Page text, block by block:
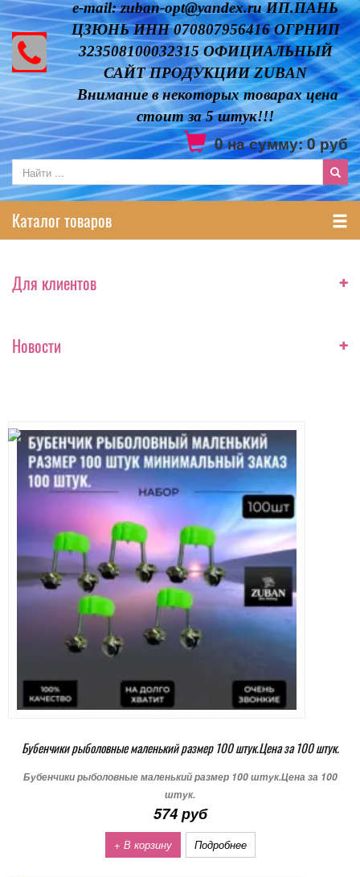
e-mail: zuban-opt@yandex.ru ИП.ПАНЬ
ЦЗЮНЬ ИНН 070807956416 ОГРНИП
323508100032315 ОФИЦИАЛЬНЫЙ
САЙТ ПРОДУКЦИИ ZUBAN
Внимание в некоторых товарах цена
стоит за 5 штук!!!
0на сумму:0руб
Каталог товаров
Для клиентов +
Новости +
Бубенчики рыболовные маленький размер 100 штук.Цена за 100 штук.
Бубенчики рыболовные маленький размер 100 штук.Цена за 100
штук.
574 руб
+ В корзину Подробнее